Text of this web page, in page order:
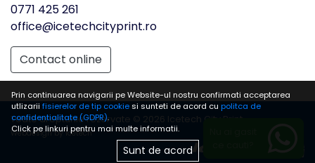
0771 425 261
office@icetechcityprint.ro
Contact online
Toate drepturile rezervate © 2026 Icetech City Print
Webdesign by Icetech
Prin continuarea navigarii pe Website-ul nostru confirmati acceptarea
utlizarii fisierelor de tip cookiesi sunteti de acord cu politca de
confidentialitate (GDPR).
Click pe linkuri pentru mai multe informatii.
Sunt de acord